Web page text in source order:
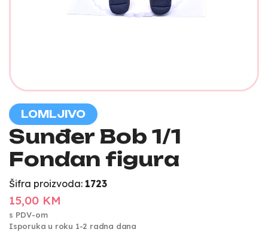
LOMLJIVO
Sunđer Bob 1/1
Fondan figura
Šifra proizvoda: 1723
15,00 KM
s PDV-om
Isporuka u roku 1-2 radna dana